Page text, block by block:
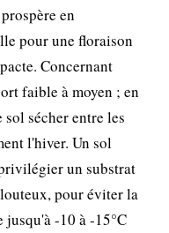
en
pour une floraison
Concernant
faible à moyen ; en
sécher entre les
l'hiver. Un sol
un substrat
pour éviter la
-10 à -15°C